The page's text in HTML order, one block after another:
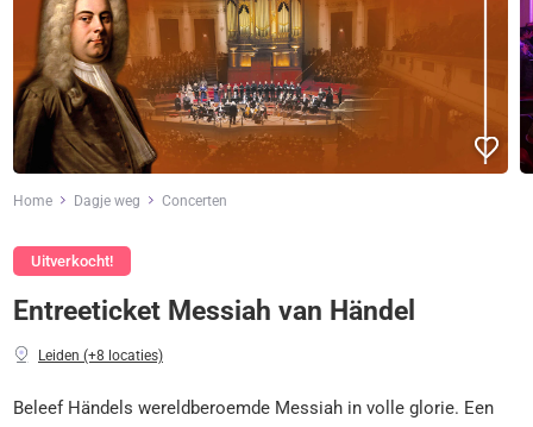
Home Dagje weg Concerten
Uitverkocht!
Entreeticket Messiah van Händel
Leiden (+8 locaties)
Beleef Händels wereldberoemde Messiah in volle glorie. Een